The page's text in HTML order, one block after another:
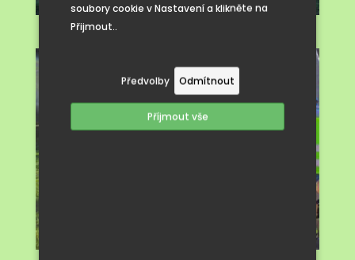
soubory cookie v Nastavení a klikněte na
Přijmout..
Předvolby Odmítnout
Příjmout vše